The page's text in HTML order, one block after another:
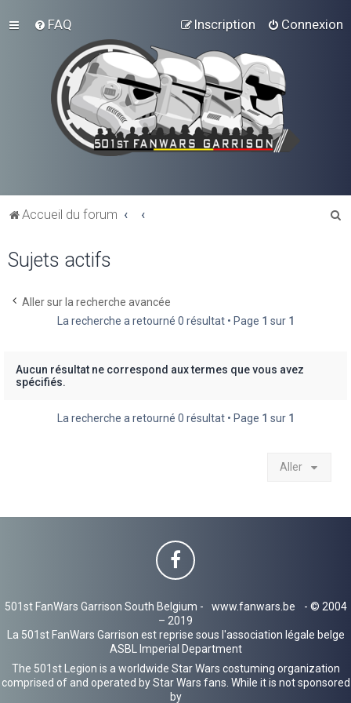
FAQ Connexion
Inscription
Accueil du forum
Sujets actifs
Aller sur la recherche avancée
La recherche a retourné 0 résultat • Page 1 sur 1
Aucun résultat ne correspond aux termes que vous avez
spécifiés.
La recherche a retourné 0 résultat • Page 1 sur 1
Aller
501st FanWars Garrison South Belgium - www.fanwars.be
- © 2004
– 2019
La 501st FanWars Garrison est reprise sous l'association légale belge
ASBL Imperial Department
The 501st Legion is a worldwide Star Wars costuming organization
comprised of and operated by Star Wars fans. While it is not sponsored
by